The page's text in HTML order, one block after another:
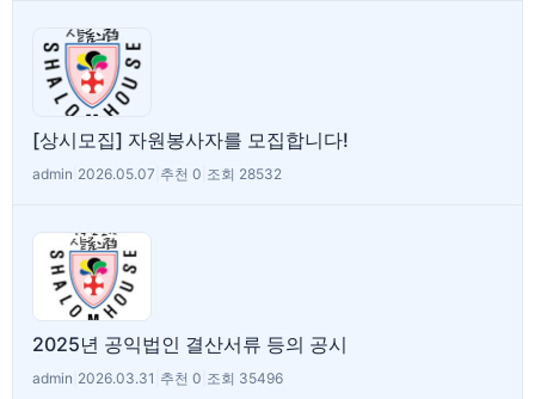
[상시모집] 자원봉사자를 모집합니다!
admin 2026.05.07 추천 0 조회 28532
2025년 공익법인 결산서류 등의 공시
admin 2026.03.31 추천 0 조회 35496